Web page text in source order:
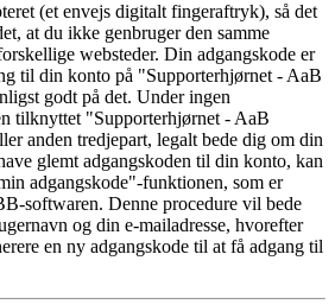
(et envejs digitalt fingeraftryk), så det
at du ikke genbruger den samme
websteder. Din adgangskode er
til din konto på "Supporterhjørnet - AaB
godt på det. Under ingen
tilknyttet "Supporterhjørnet - AaB
anden tredjepart, legalt bede dig om din
glemt adgangskoden til din konto, kan
adgangskode"-funktionen, som er
softwaren. Denne procedure vil bede
og din e-mailadresse, hvorefter
en ny adgangskode til at få adgang til